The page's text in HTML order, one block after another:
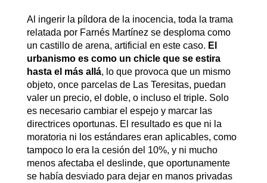
Al ingerir la píldora de la inocencia, toda la trama
relatada por Farnés Martínez se desploma como
un castillo de arena, artificial en este caso. El
urbanismo es como un chicle que se estira
hasta el más allá, lo que provoca que un mismo
objeto, once parcelas de Las Teresitas, puedan
valer un precio, el doble, o incluso el triple. Solo
es necesario cambiar el espejo y marcar las
directrices oportunas. El resultado es que ni la
moratoria ni los estándares eran aplicables, como
tampoco lo era la cesión del 10%, y ni mucho
menos afectaba el deslinde, que oportunamente
se había desviado para dejar en manos privadas